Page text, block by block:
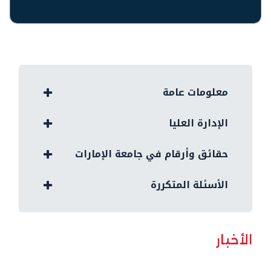
معلومات عامة
الإدارة العليا
حقائق وأرقام في جامعة الإمارات
الأسئلة المتكررة
الأخبار